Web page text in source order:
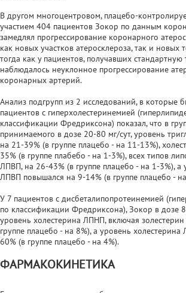
В другом многоцентровом, плацебо-
участием 404 пациентов Зокор по данным
замедлял прогрессирование коронарного
как новых участков атеросклероза, так и новых
тогда как у пациентов, получавших стандартную
наблюдалось неуклонное прогрессирование
коронарных артерий.
Анализ подгрупп из 2 исследований, в которые
пациентов с гиперхолестеринемией
классификации Фредриксона) показал, что в
принимаемого в дозе 20-80 мг/сут, уровень
на 21-39% (в группе плацебо - на 11-13%),
35% (в группе плабебо - на 1-3%), всех типов
ЛПВП, на 26-43% (в группе плацебо - на 1-3%), а
ЛПВП повышался на 9-14% (в группе плацебо -
У 7 пациентов с дисбеталипопротеинемией
по классификации Фредриксона), Зокор в дозе
уровень холестерина ЛПНП, включая
группе плацебо - на 8%), а уровень
60% (в группе плацебо - на 4%).
ФАРМАКОКИНЕТИКА